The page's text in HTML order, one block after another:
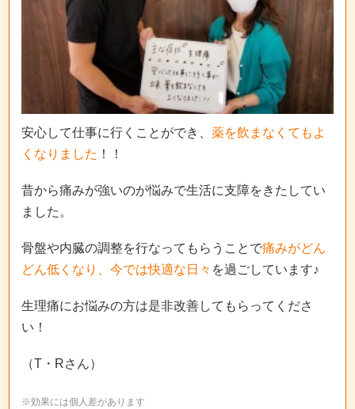
安心して仕事に行くことができ、 薬を飲まなくてもよ
くなりました ！！
昔から痛みが強いのが悩みで生活に支障をきたしてい
ました。
骨盤や内臓の調整を行なってもらうことで痛みがどん
どん低くなり、今では快適な日々 を過ごしています♪
生理痛にお悩みの方は是非改善してもらってくださ
い！
（T・Rさん）
※効果には個人差があります